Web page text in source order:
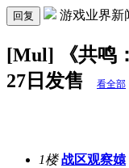
回复 游戏业界新
[Mul] 《共鸣
27日发售
看全部
1楼 战区观察媴